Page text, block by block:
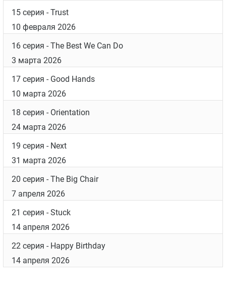
10 серия
- Chief
6 января 2026
11 серия
- Family Matters
13 января 2026
12 серия
- Inquisition
20 января 2026
13 серия
- Fare Well
27 января 2026
14 серия
- When You Know, You Know
3 февраля 2026
15 серия
- Trust
10 февраля 2026
16 серия
- The Best We Can Do
3 марта 2026
17 серия
- Good Hands
10 марта 2026